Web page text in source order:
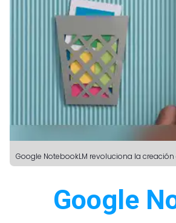
Google NotebookLM revoluciona la
Google